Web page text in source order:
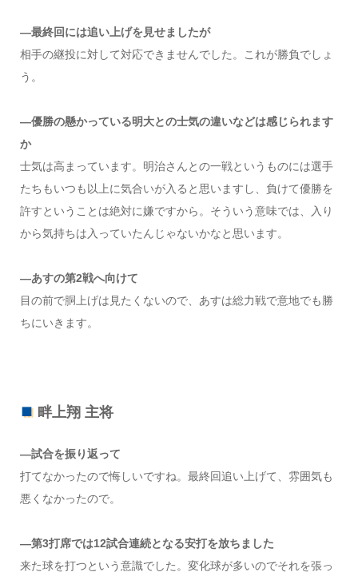
―最終回には追い上げを見せましたが
相手の継投に対して対応できませんでした。これが勝負でしょ
う。
―優勝の懸かっている明大との士気の違いなどは感じられます
か
士気は高まっています。明治さんとの一戦というものには選手
たちもいつも以上に気合いが入ると思いますし、負けて優勝を
許すということは絶対に嫌ですから。そういう意味では、入り
から気持ちは入っていたんじゃないかなと思います。
―あすの第2戦へ向けて
目の前で胴上げは見たくないので、あすは総力戦で意地でも勝
ちにいきます。
畔上翔 主将
―試合を振り返って
打てなかったので悔しいですね。最終回追い上げて、雰囲気も
悪くなかったので。
―第3打席では12試合連続となる安打を放ちました
来た球を打つという意識でした。変化球が多いのでそれを張っ